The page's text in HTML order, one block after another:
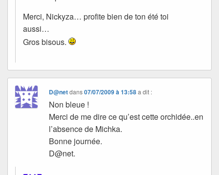
Merci, Nickyza… profite bien de ton été toi
aussi…
Gros bisous.
D@netdans07/07/2009 à 13:58 a dit :
Non bleue !
Merci de me dire ce qu’est cette orchidée..en
l’absence de Michka.
Bonne journée.
D@net.